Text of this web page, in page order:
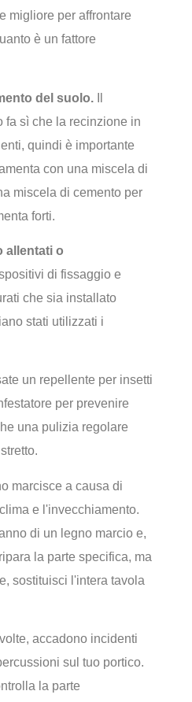
migliore per affrontare
è un fattore
del suolo.
fa sì che la recinzione in
quindi è importante
con una miscela di
miscela di cemento per
forti.
allentati o
di fissaggio e
che sia installato
stati utilizzati i
un repellente per insetti
per prevenire
una pulizia regolare
marcisce a causa di
e l'invecchiamento.
di un legno marcio e,
la parte specifica, ma
sostituisci l'intera tavola
accadono incidenti
sul tuo portico.
la parte